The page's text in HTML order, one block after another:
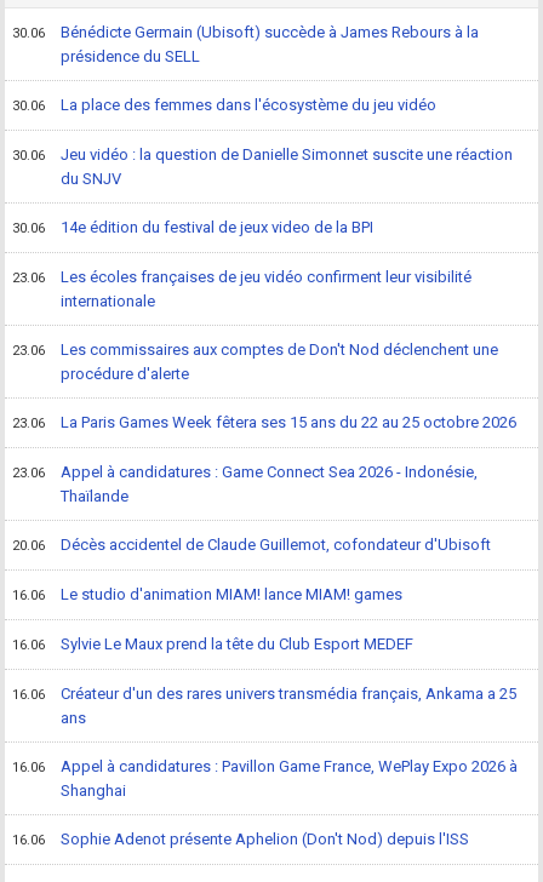
30.06
Bénédicte Germain (Ubisoft) succède à James Rebours à la
présidence du SELL
30.06 La place des femmes dans l'écosystème du jeu vidéo
30.06
Jeu vidéo : la question de Danielle Simonnet suscite une réaction
du SNJV
30.06 14e édition du festival de jeux video de la BPI
23.06
Les écoles françaises de jeu vidéo confirment leur visibilité
internationale
23.06
Les commissaires aux comptes de Don't Nod déclenchent une
procédure d'alerte
23.06 La Paris Games Week fêtera ses 15 ans du 22 au 25 octobre 2026
23.06
Appel à candidatures : Game Connect Sea 2026 - Indonésie,
Thaïlande
20.06 Décès accidentel de Claude Guillemot, cofondateur d'Ubisoft
16.06 Le studio d'animation MIAM! lance MIAM! games
16.06 Sylvie Le Maux prend la tête du Club Esport MEDEF
16.06
Créateur d'un des rares univers transmédia français, Ankama a 25
ans
16.06
Appel à candidatures : Pavillon Game France, WePlay Expo 2026 à
Shanghai
16.06 Sophie Adenot présente Aphelion (Don't Nod) depuis l'ISS